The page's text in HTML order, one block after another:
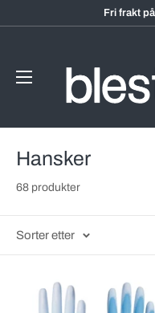
Fri frakt
Hansker
68 produkter
Sorter etter